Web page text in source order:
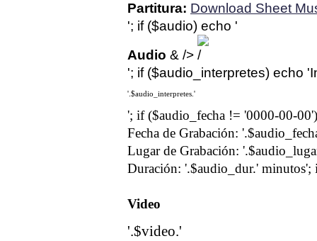
Partitura: Download Sheet
'; if ($audio) echo '
Audio & />
'; if ($audio_interpretes) echo
'.$audio_interpretes.'
'; if ($audio_fecha != '0000-00-
Fecha de Grabación:
Lugar de Grabación:
Duración: '.$audio_dur.' minutos';
Video
'.$video.'